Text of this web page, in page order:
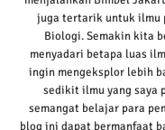
juga tertarik untuk ilmu
Biologi. Semakin kita
menyadari betapa luas
ingin mengeksplor lebih
sedikit ilmu yang saya
semangat belajar para
blog ini dapat bermanfaat